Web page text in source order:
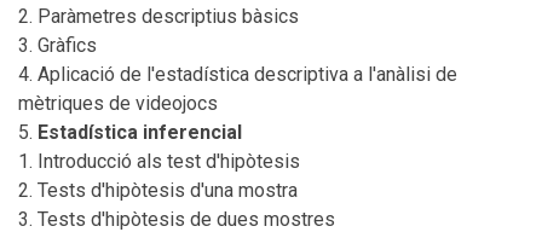
Paràmetres descriptius bàsics
Gràfics
Aplicació de l'estadística descriptiva a l'anàlisi de
mètriques de videojocs
Estadística inferencial
Introducció als test d'hipòtesis
Tests d'hipòtesis d'una mostra
Tests d'hipòtesis de dues mostres